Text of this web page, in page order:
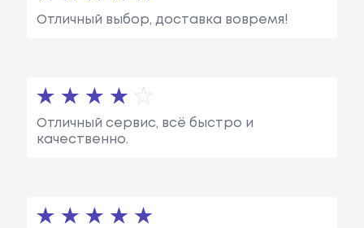
Отличный выбор, доставка вовремя!
Отличный сервис, всё быстро и
качественно.